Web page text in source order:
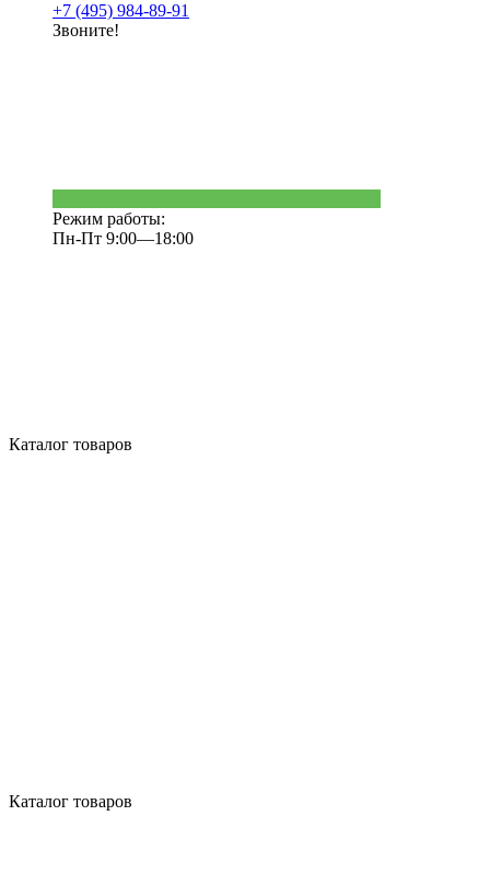
+7 (495) 984-89-91
Звоните!
Режим работы:
Пн-Пт 9:00—18:00
Каталог товаров
Каталог товаров